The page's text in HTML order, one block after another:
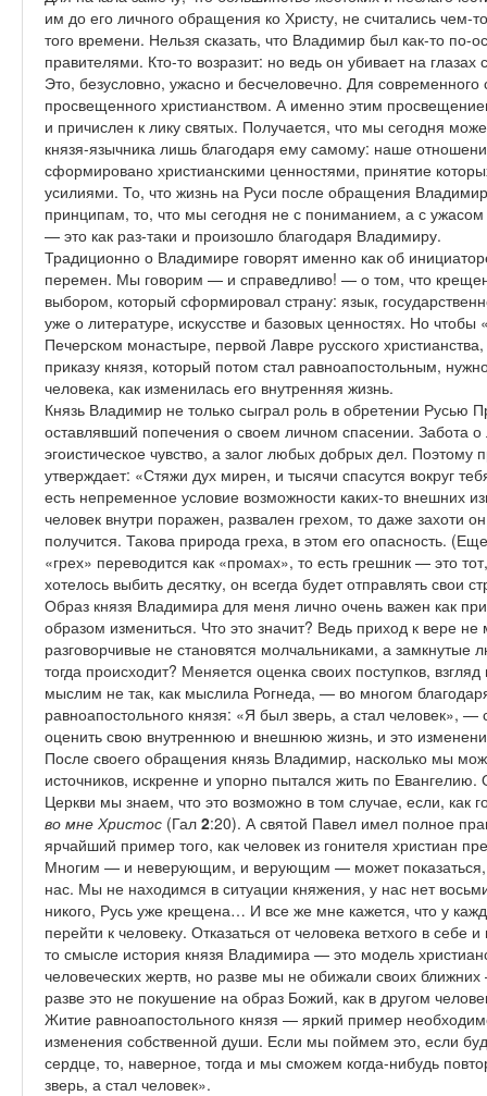
им до его личного обращения ко Христу, не считались
того времени. Нельзя сказать, что Владимир был как-то по-
правителями. Кто-то возразит: но ведь он убивает на
Это, безусловно, ужасно и бесчеловечно. Для
просвещенного христианством. А именно этим
и причислен к лику святых. Получается, что мы сегодня
князя-язычника лишь благодаря ему самому: наше
сформировано христианскими ценностями, принятие
усилиями. То, что жизнь на Руси после обращения
принципам, то, что мы сегодня не с пониманием, а с
— это как раз-таки и произошло благодаря Владимиру.
Традиционно о Владимире говорят именно как об
перемен. Мы говорим — и справедливо! — о том, что
выбором, который сформировал страну: язык,
уже о литературе, искусстве и базовых ценностях. Но чтобы
Печерском монастыре, первой Лавре русского
приказу князя, который потом стал равноапостольным,
человека, как изменилась его внутренняя жизнь.
Князь Владимир не только сыграл роль в обретении Русью
оставлявший попечения о своем личном спасении. Забота
эгоистическое чувство, а залог любых добрых дел.
утверждает: «Стяжи дух мирен, и тысячи спасутся вокруг
есть непременное условие возможности каких-то внешних
человек внутри поражен, развален грехом, то даже захоти
получится. Такова природа греха, в этом его опасность.
«грех» переводится как «промах», то есть грешник — это
хотелось выбить десятку, он всегда будет отправлять свои
Образ князя Владимира для меня лично очень важен как
образом измениться. Что это значит? Ведь приход к вере не
разговорчивые не становятся молчальниками, а
тогда происходит? Меняется оценка своих поступков,
мыслим не так, как мыслила Рогнеда, — во многом
равноапостольного князя: «Я был зверь, а стал человек», —
оценить свою внутреннюю и внешнюю жизнь, и это
После своего обращения князь Владимир, насколько мы
источников, искренне и упорно пытался жить по
Церкви мы знаем, что это возможно в том случае, если, как
во мне Христос (Гал 2:20). А святой Павел имел полное
ярчайший пример того, как человек из гонителя христиан
Многим — и неверующим, и верующим — может
нас. Мы не находимся в ситуации княжения, у нас нет
никого, Русь уже крещена… И все же мне кажется, что у
перейти к человеку. Отказаться от человека ветхого в себе
то смысле история князя Владимира — это модель
человеческих жертв, но разве мы не обижали своих
разве это не покушение на образ Божий, как в другом
Житие равноапостольного князя — яркий пример
изменения собственной души. Если мы поймем это, если
сердце, то, наверное, тогда и мы сможем когда-нибудь
зверь, а стал человек».